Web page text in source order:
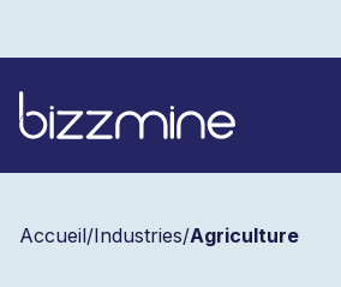
Accueil/Industries/Agriculture